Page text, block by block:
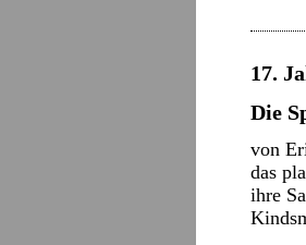
17.
Die
von
das
ihre